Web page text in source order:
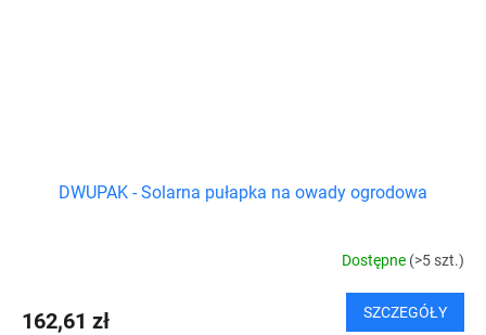
DWUPAK - Solarna pułapka na owady ogrodowa
Dostępne (>5 szt.)
162,61 zł SZCZEGÓŁY